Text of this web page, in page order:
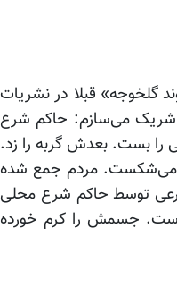
گلخوجه» قبلا در نشریات
شریک می‌سازم: حاکم شرع
را بست. بعدش گربه را زد.
می‌شکست. مردم جمع شده
توسط حاکم شرع محلی
جسمش را کرم خورده